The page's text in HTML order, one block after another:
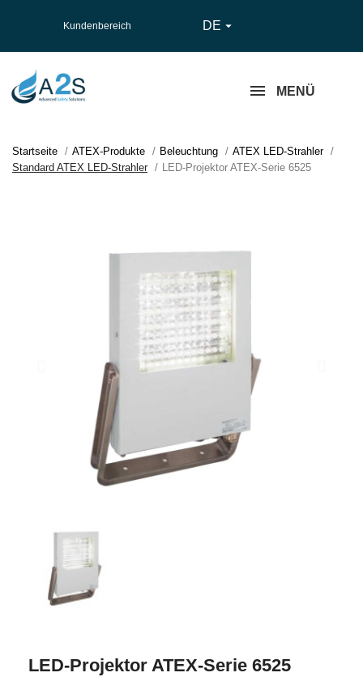
Kundenbereich DE 
MENÜ
Startseite ATEX-Produkte Beleuchtung
ATEX LED-Strahler
Standard ATEX LED-Strahler
LED-Projektor ATEX-Serie 6525
LED-Projektor ATEX-Serie 6525